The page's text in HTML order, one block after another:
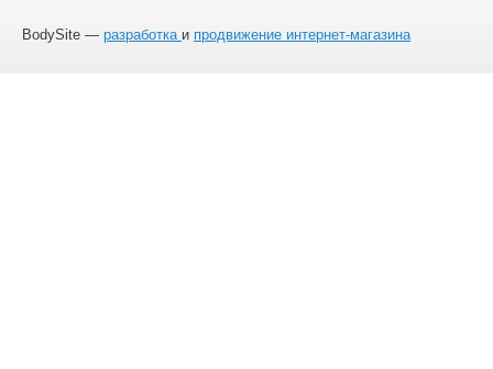
BodySite — разработка и продвижение интернет-магазина